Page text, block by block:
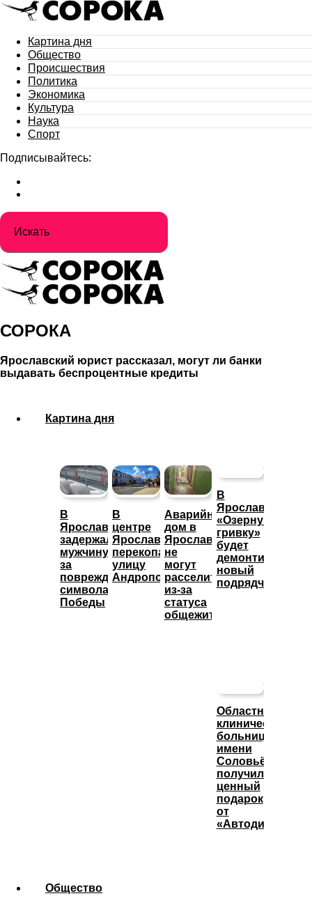
Картина дня
Общество
Происшествия
Политика
Экономика
Культура
Наука
Спорт
Подписывайтесь:
СОРОКА
Ярославский юрист рассказал, могут ли банки
выдавать беспроцентные кредиты
Картина дня
В
Ярославле
задержали
мужчину
за
повреждение
символа
Победы
В
центре
Ярославля
перекопали
улицу
Андропова
Аварийный
дом в
Ярославле
не
могут
расселить
из-за
статуса
общежития
В
Ярославле
«Озерную
гривку»
будет
демонтировать
новый
подрядчик
Областная
клиническая
больница
имени
Соловьёва
получила
ценный
подарок
от
«Автодизеля»
Общество